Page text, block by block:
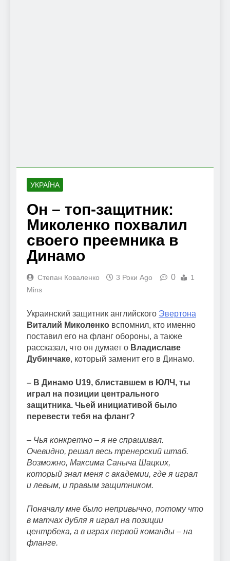
УКРАЇНА
Он – топ-защитник:
Миколенко похвалил
своего преемника в
Динамо
Степан Коваленко 3 Роки Ago 0
1
Mins
Украинский защитник английского Эвертона
Виталий Миколенко вспомнил, кто именно
поставил его на фланг обороны, а также
рассказал, что он думает о Владиславе
Дубинчаке, который заменит его в Динамо.
– В Динамо U19, блиставшем в ЮЛЧ, ты
играл на позиции центрального
защитника. Чьей инициативой было
перевести тебя на фланг?
– Чья конкретно – я не спрашивал.
Очевидно, решал весь тренерский штаб.
Возможно, Максима Саныча Шацких,
который знал меня с академии, где я играл
и левым, и правым защитником.
Поначалу мне было непривычно, потому что
в матчах дубля я играл на позиции
центрбека, а в играх первой команды – на
фланге.